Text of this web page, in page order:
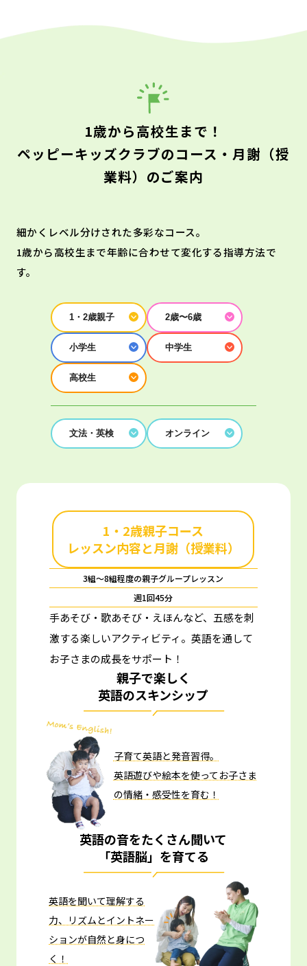
1歳から高校生まで！
ペッピーキッズクラブのコース・月謝（授
業料）のご案内
細かくレベル分けされた多彩なコース。
1歳から高校生まで年齢に合わせて変化する指導方法で
す。
1・2歳親子 2歳〜6歳
小学生 中学生
高校生
文法・英検 オンライン
1・2歳親子コース
レッスン内容と月謝（授業料）
3組～8組程度の親子グループレッスン
週1回45分
手あそび・歌あそび・えほんなど、五感を刺
激する楽しいアクティビティ。 英語を通して
お子さまの成長をサポート！
親子で楽しく
英語のスキンシップ
子育て英語と発音習得。
英語遊びや絵本を使ってお子さま
の情緒・感受性を育む！
英語の音をたくさん聞いて
「英語脳」を育てる
英語を聞いて理解する
力、リズムとイントネー
ションが自然と身につ
く！